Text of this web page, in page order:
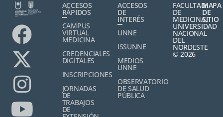
ACCESOS
RÁPIDOS
CAMPUS
VIRTUAL
MEDICINA
CREDENCIALES
DIGITALES
INSCRIPCIONES
JORNADAS
DE
TRABAJOS
DE
ACCESOS
DE
INTERÉS
UNNE
ISSUNNE
MEDIOS
UNNE
OBSERVATORIO
DE SALUD
PÚBLICA
FACULTAD
DE
MEDICINA,
UNIVERSIDAD
NACIONAL
DEL
NORDESTE
© 2026
MAPA
DE
SITIO